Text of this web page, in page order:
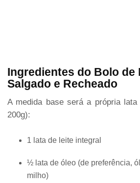
Ingredientes do Bolo de
Salgado e Recheado
A medida base será a própria
200g):
1 lata de leite integral
½ lata de óleo (de preferência,
milho)